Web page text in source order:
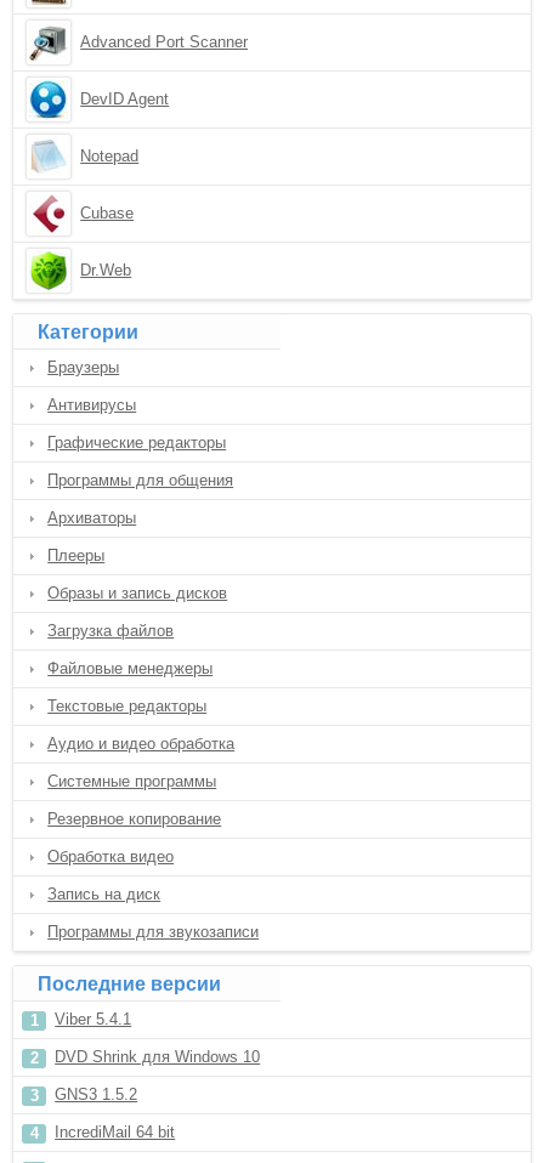
Advanced Port Scanner
DevID Agent
Notepad
Cubase
Dr.Web
Категории
Браузеры
Антивирусы
Графические редакторы
Программы для общения
Архиваторы
Плееры
Образы и запись дисков
Загрузка файлов
Файловые менеджеры
Текстовые редакторы
Аудио и видео обработка
Системные программы
Резервное копирование
Обработка видео
Запись на диск
Программы для звукозаписи
Последние версии
Viber 5.4.1
DVD Shrink для Windows 10
GNS3 1.5.2
IncrediMail 64 bit